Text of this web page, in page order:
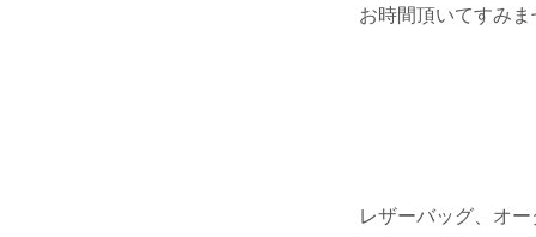
お時間頂いてすみま
レザーバッグ、オ